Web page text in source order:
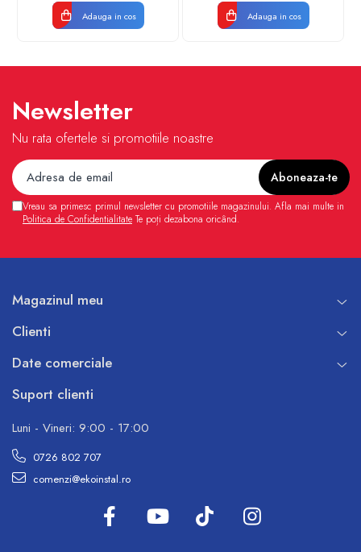
Adauga in cos Adauga in cos
Newsletter
Nu rata ofertele si promotiile noastre
Vreau sa primesc primul newsletter cu promotiile magazinului. Afla mai multe in
Politica de Confidentialitate Te poți dezabona oricând.
Magazinul meu
Clienti
Date comerciale
Suport clienti
Luni - Vineri: 9:00 - 17:00
0726 802 707
comenzi@ekoinstal.ro